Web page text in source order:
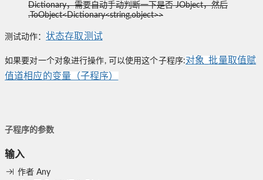
Dictionary，需要自动手动判断一下是否 JObject，然后
.ToObject<Dictionary<string,object>>
测试动作： 状态存取测试
如果要对一个对象进行操作, 可以使用这个子程序:对象_批量取值赋
值道相应的变量（子程序）
子程序的参数
输入
作者 Any